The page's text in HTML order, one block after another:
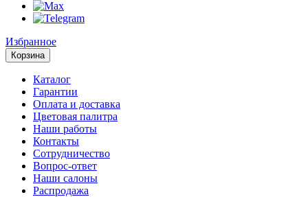
Избранное
Корзина
Каталог
Гарантии
Оплата и доставка
Цветовая палитра
Наши работы
Контакты
Сотрудничество
Вопрос-ответ
Наши салоны
Распродажа